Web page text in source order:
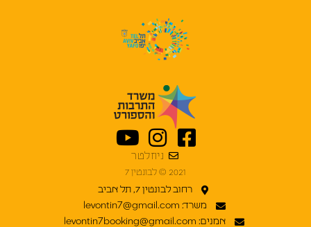
רחוב לבונטין 7, תל אביב
משרד: levontin7@gmail.com
אמנים: levontin7booking@gmail.com
ניוזלטר
2021 © לבונטין 7